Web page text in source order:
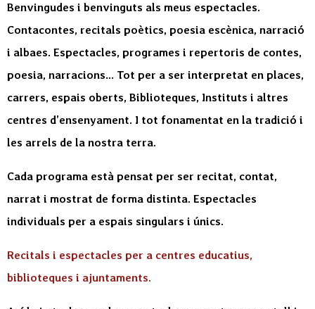
Benvingudes i benvinguts als meus espectacles.
Contacontes, recitals poètics, poesia escènica, narració
i albaes. Espectacles, programes i repertoris de contes,
poesia, narracions… Tot per a ser interpretat en places,
carrers, espais oberts, Biblioteques, Instituts i altres
centres d’ensenyament. I tot fonamentat en la tradició i
les arrels de la nostra terra.
Cada programa està pensat per ser recitat, contat,
narrat i mostrat de forma distinta. Espectacles
individuals per a espais singulars i únics.
Recitals i espectacles per a centres educatius,
biblioteques i ajuntaments.